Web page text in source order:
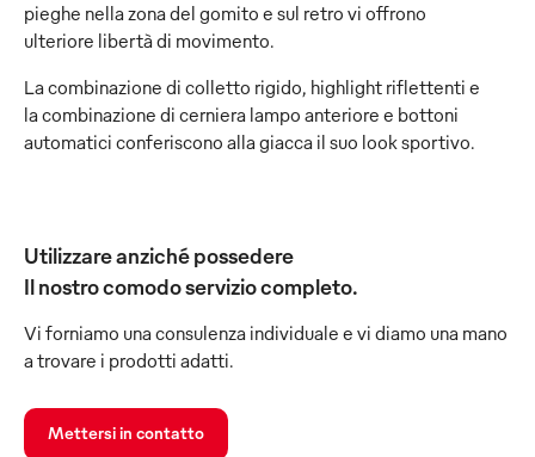
pieghe nella zona del gomito e sul retro vi offrono
ulteriore libertà di movimento.
La combinazione di colletto rigido, highlight riflettenti e
la combinazione di cerniera lampo anteriore e bottoni
automatici conferiscono alla giacca il suo look sportivo.
Utilizzare anziché possedere
Il nostro comodo servizio completo.
Vi forniamo una consulenza individuale e vi diamo una mano
a trovare i prodotti adatti.
Mettersi in contatto